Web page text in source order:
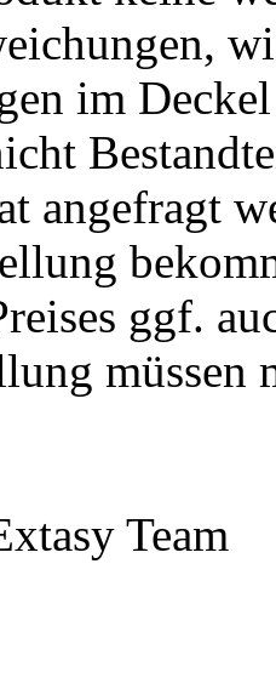
im
angefragt
ggf.
Team